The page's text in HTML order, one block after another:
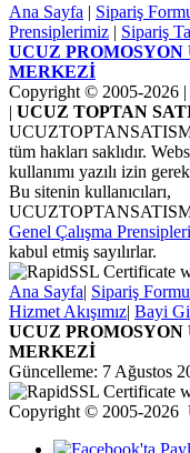
Ana Sayfa | Sipariş
Prensiplerimiz | Sipariş
UCUZ
MERKEZİ
Copyright © 2005-2026
| UCUZ TOPTAN
tüm hakları saklıdır.
kullanımı yazılı izin
Bu sitenin kullanıcıları,
Genel Çalışma
kabul etmiş sayılırlar.
Ana Sayfa| Sipariş Formu
Hizmet Akışımız| Bayi
UCUZ
MERKEZİ
Güncelleme: 7 Ağustos
Copyright © 2005-